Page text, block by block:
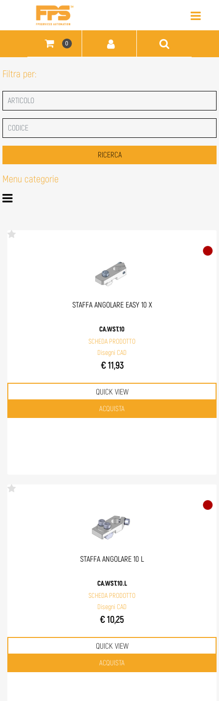
0
Filtra per:
Menu categorie
Open menu
STAFFA ANGOLARE EASY 10 X
CA.WST.10
SCHEDA PRODOTTO
Disegni CAD
€ 11,93
QUICK VIEW
Quantità
ACQUISTA
STAFFA ANGOLARE 10 L
CA.WST.10.L
SCHEDA PRODOTTO
Disegni CAD
€ 10,25
QUICK VIEW
Quantità
ACQUISTA